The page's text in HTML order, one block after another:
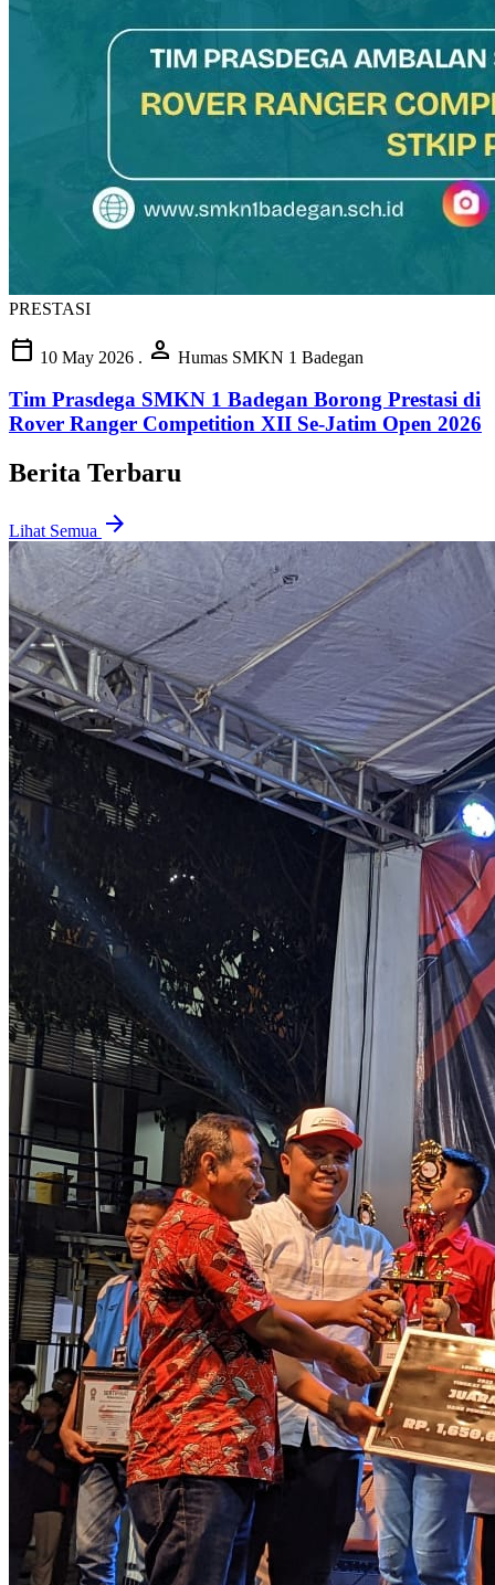
PRESTASI
calendar_today 10 May 2026 . person Humas SMKN 1 Badegan
Tim Prasdega SMKN 1 Badegan Borong Prestasi di
Rover Ranger Competition XII Se-Jatim Open 2026
Berita Terbaru
Lihat Semua arrow_forward